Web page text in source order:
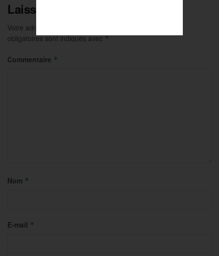
Laisser un commentaire
Votre adresse e-mail ne sera pas publiée.
obligatoires sont indiqués avec*
Commentaire *
Nom *
E-mail *